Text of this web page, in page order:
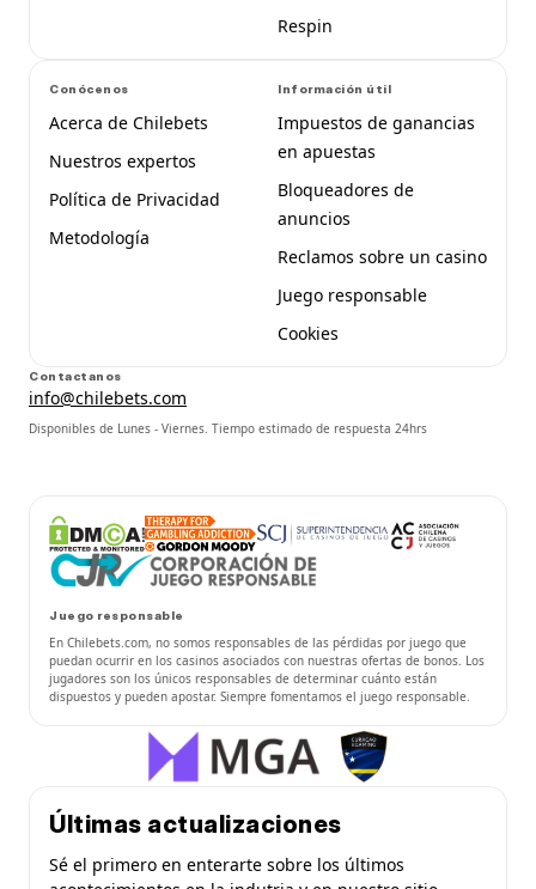
Respin
Conócenos
Acerca de Chilebets
Nuestros expertos
Política de Privacidad
Metodología
Información útil
Impuestos de ganancias
en apuestas
Bloqueadores de
anuncios
Reclamos sobre un casino
Juego responsable
Cookies
Contactanos
info@chilebets.com
Disponibles de Lunes - Viernes. Tiempo estimado de respuesta 24hrs
Juego responsable
En Chilebets.com, no somos responsables de las pérdidas por juego que
puedan ocurrir en los casinos asociados con nuestras ofertas de bonos. Los
jugadores son los únicos responsables de determinar cuánto están
dispuestos y pueden apostar. Siempre fomentamos el juego responsable.
Últimas actualizaciones
Sé el primero en enterarte sobre los últimos